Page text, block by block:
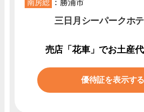
南房総 ：勝浦市
三日月シーパークホ
売店「花車」でお土産
優待証を表示する